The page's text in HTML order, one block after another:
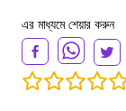
এর মাধ্যমে শেয়ার করুন